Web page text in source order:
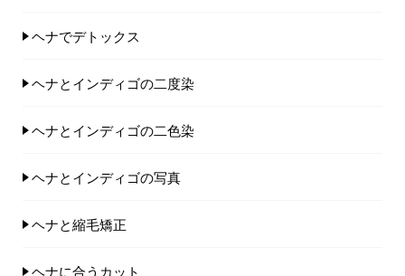
ヘナでデトックス
ヘナとインディゴの二度染
ヘナとインディゴの二色染
ヘナとインディゴの写真
ヘナと縮毛矯正
ヘナに合うカット